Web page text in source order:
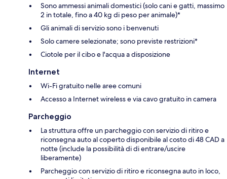
Sono ammessi animali domestici (solo cani e gatti, massimo
2 in totale, fino a 40 kg di peso per animale)*
Gli animali di servizio sono i benvenuti
Solo camere selezionate; sono previste restrizioni*
Ciotole per il cibo e l'acqua a disposizione
Internet
Wi-Fi gratuito nelle aree comuni
Accesso a Internet wireless e via cavo gratuito in camera
Parcheggio
La struttura offre un parcheggio con servizio di ritiro e
riconsegna auto al coperto disponibile al costo di 48 CAD a
notte (include la possibilità di di entrare/uscire
liberamente)
Parcheggio con servizio di ritiro e riconsegna auto in loco,